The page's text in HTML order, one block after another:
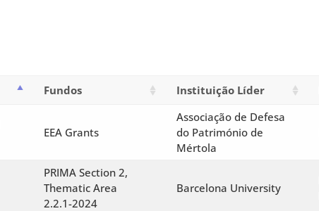
Fundos Instituição Líder
EEA Grants
Associação de Defesa
do Património de
Mértola
PRIMA Section 2,
Thematic Area
2.2.1-2024
Barcelona University